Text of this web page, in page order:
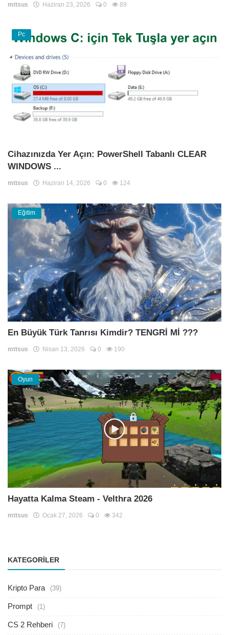
mttsus Haziran 23, 2026 0 89
Pc
Cihazınızda Yer Açın: PowerShell Tabanlı CLEAR
WINDOWS ...
mttsus Haziran 14, 2026 0 124
Eğitim
En Büyük Türk Tanrısı Kimdir? TENGRİ Mİ ???
mttsus Nisan 13, 2026 0 190
Oyun
Hayatta Kalma Steam - Velthra 2026
mttsus Ocak 27, 2026 0 342
KATEGORILER
Kripto Para (39)
Prompt (1)
CS 2 Rehberi (7)